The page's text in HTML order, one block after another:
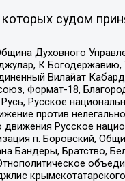
судом
Духовного
К
Вилайат
Формат-18,
Русское
против
Русское
п. Боровский,
Бандеры, Братство,